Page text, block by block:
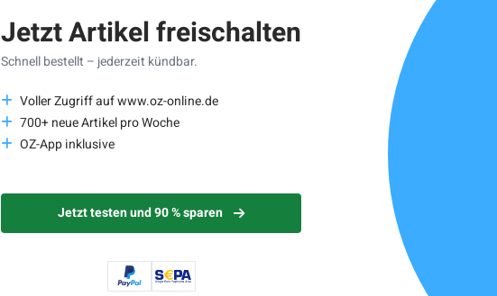
Jetzt Artikel freischalten
Schnell bestellt – jederzeit kündbar.
Voller Zugriff auf www.oz-online.de
700+ neue Artikel pro Woche
OZ-App inklusive
Jetzt testen und 90 % sparen